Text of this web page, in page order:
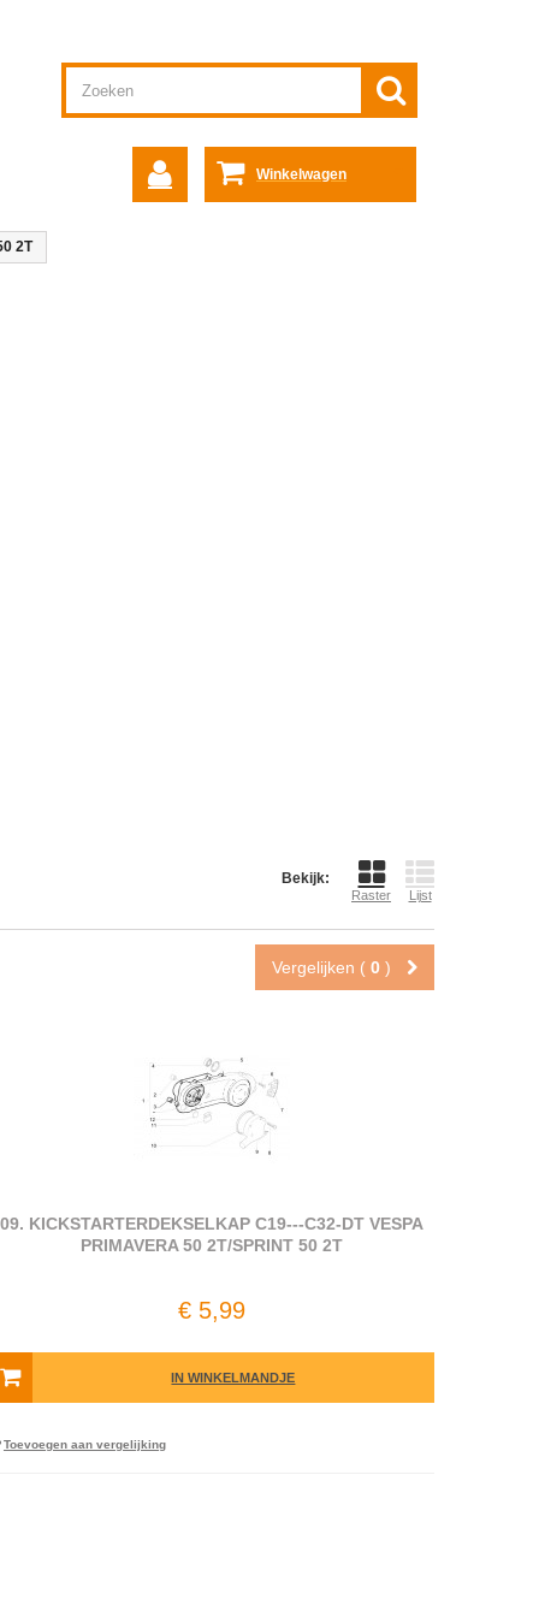
Winkelwagen
2T
Bekijk:
Raster Lijst
Vergelijken ( 0 )
09. KICKSTARTERDEKSELKAP C19---C32-DT VESPA
PRIMAVERA 50 2T/SPRINT 50 2T
€ 5,99
IN WINKELMANDJE
Toevoegen aan vergelijking